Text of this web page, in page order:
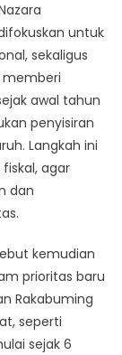
untuk
sekaligus
awal tahun
penyisiran
Langkah ini
agar
dan
kemudian
prioritas baru
Rakabuming
seperti
sejak 6